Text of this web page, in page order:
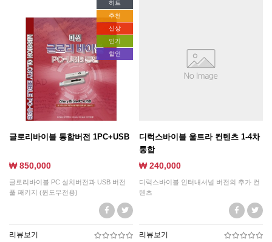
히트
추천
신상
인기
할인
글로리바이블 통합버전 1PC+USB
₩ 850,000
글로리바이블 PC 설치버전과 USB 버전
풀 패키지 (윈도우전용)
리뷰보기
디럭스바이블 울트라 컨텐츠 1-4차
통합
₩ 240,000
디럭스바이블 인터내셔널 버전의 추가 컨
텐츠
리뷰보기